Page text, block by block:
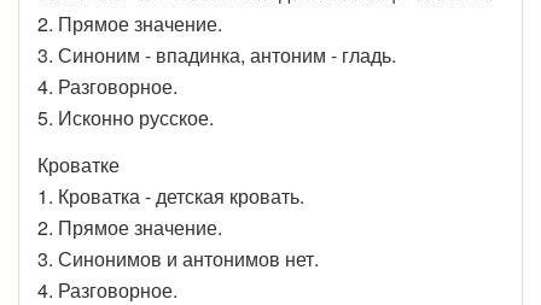
2. Прямое значение.
3. Синоним - впадинка, антоним - гладь.
4. Разговорное.
5. Исконно русское.
Кроватке
1. Кроватка - детская кровать.
2. Прямое значение.
3. Синонимов и антонимов нет.
4. Разговорное.